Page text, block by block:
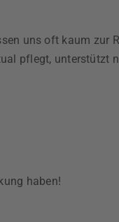
uns oft kaum zur
pflegt, unterstützt
haben!